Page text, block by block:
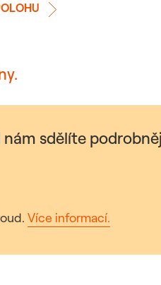
sdělíte
Více informací.